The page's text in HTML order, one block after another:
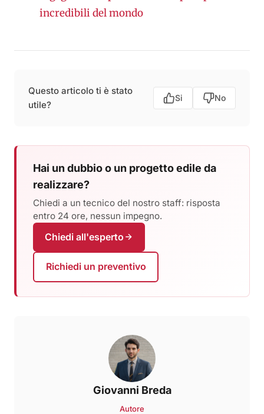
incredibili del mondo
Questo articolo ti è stato
utile?
Si No
Hai un dubbio o un progetto edile da
realizzare?
Chiedi a un tecnico del nostro staff: risposta
entro 24 ore, nessun impegno.
Chiedi all'esperto
Richiedi un preventivo
Giovanni Breda
Autore